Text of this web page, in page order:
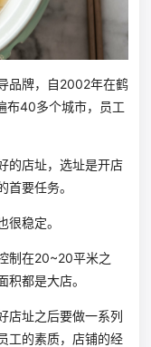
牌，自2002年在鹤
布40多个城市，员工
店址，选址是开店
要任务。
稳定。
在20~20平米之
都是大店。
址之后要做一系列
工的素质，店铺的经